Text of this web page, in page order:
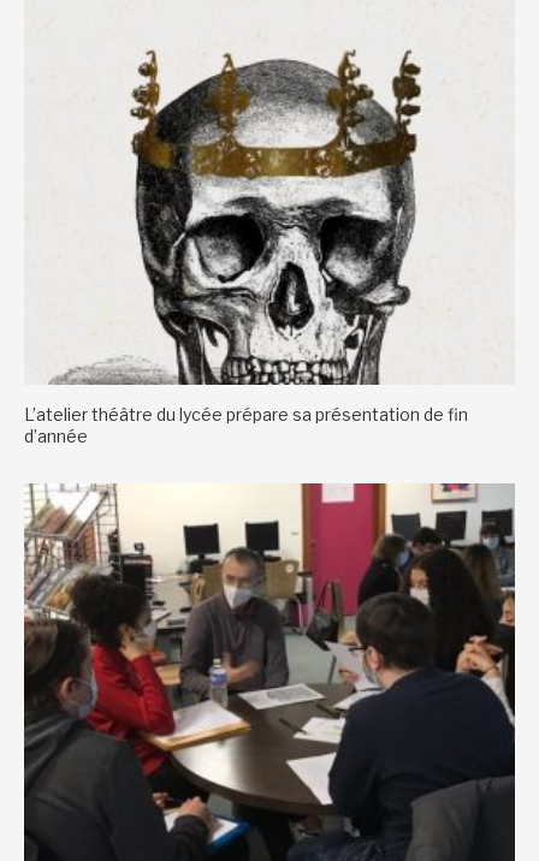
L’atelier théâtre du lycée prépare sa présentation de fin
d’année